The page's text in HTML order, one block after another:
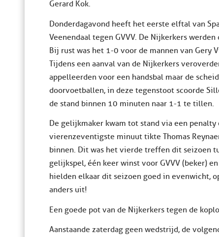
Gerard Kok.
Donderdagavond heeft het eerste elftal van
Veenendaal tegen GVVV. De Nijkerkers
Bij rust was het 1-0 voor de mannen van Gery
Tijdens een aanval van de Nijkerkers
appelleerden voor een handsbal maar de
doorvoetballen, in deze tegenstoot scoorde
de stand binnen 10 minuten naar 1-1 te tillen.
De gelijkmaker kwam tot stand via een
vierenzeventigste minuut tikte Thomas
binnen. Dit was het vierde treffen dit seizoen
gelijkspel, één keer winst voor GVVV (beker)
hielden elkaar dit seizoen goed in evenwicht,
anders uit!
Een goede pot van de Nijkerkers tegen de
Aanstaande zaterdag geen wedstrijd, de